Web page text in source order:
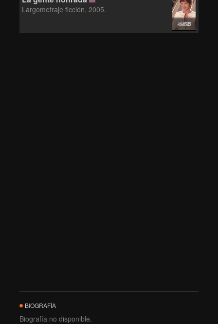
Largometraje ficción, 2005.
LA GENTE
HONRADA
BIOGRAFÍA
Biografía no disponible.